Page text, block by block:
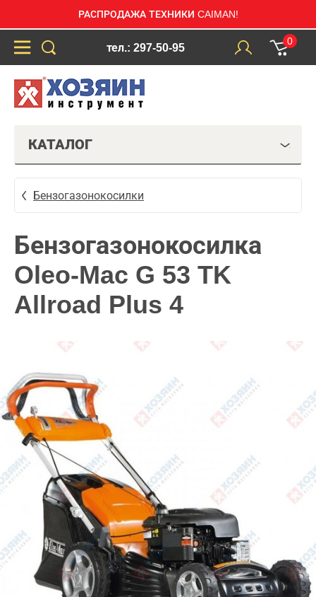
РАСПРОДАЖА ТЕХНИКИ CAIMAN!
тел.: 297-50-95
0
КАТАЛОГ
Бензогазонокосилки
Бензогазонокосилка
Oleo-Mac G 53 TK
Allroad Plus 4